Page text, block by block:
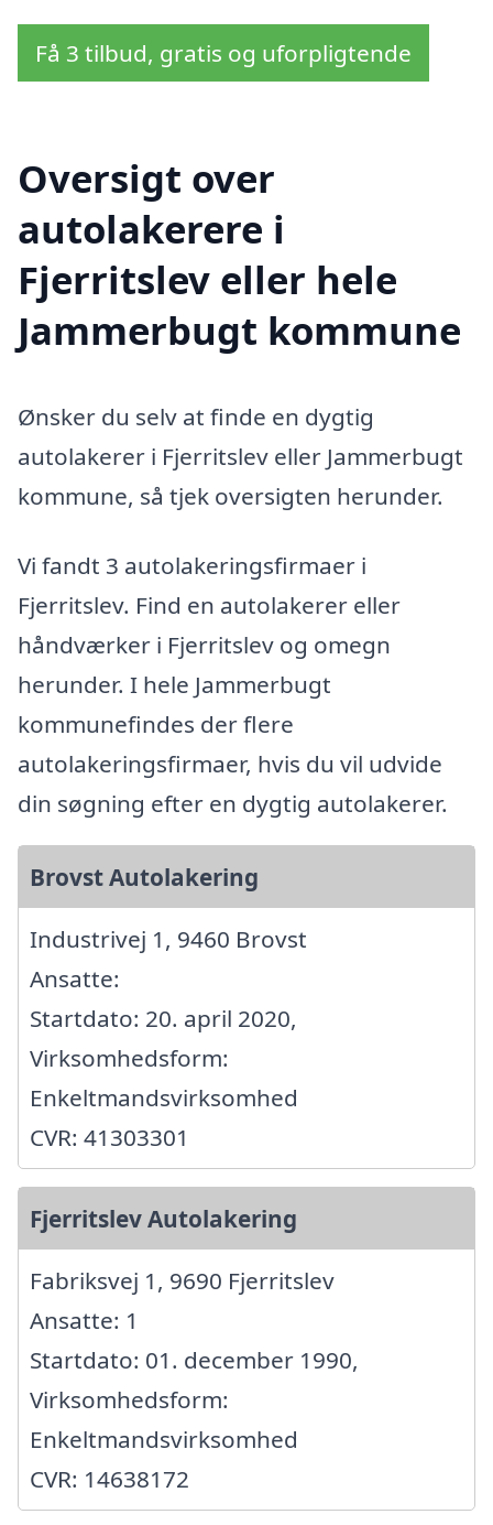
Få 3 tilbud, gratis og uforpligtende
Oversigt over
autolakerere i
Fjerritslev eller hele
Jammerbugt kommune
Ønsker du selv at finde en dygtig
autolakerer i Fjerritslev eller Jammerbugt
kommune, så tjek oversigten herunder.
Vi fandt 3 autolakeringsfirmaer i
Fjerritslev. Find en autolakerer eller
håndværker i Fjerritslev og omegn
herunder. I hele Jammerbugt
kommunefindes der flere
autolakeringsfirmaer, hvis du vil udvide
din søgning efter en dygtig autolakerer.
Brovst Autolakering
Industrivej 1, 9460 Brovst
Ansatte:
Startdato: 20. april 2020,
Virksomhedsform:
Enkeltmandsvirksomhed
CVR: 41303301
Fjerritslev Autolakering
Fabriksvej 1, 9690 Fjerritslev
Ansatte: 1
Startdato: 01. december 1990,
Virksomhedsform:
Enkeltmandsvirksomhed
CVR: 14638172